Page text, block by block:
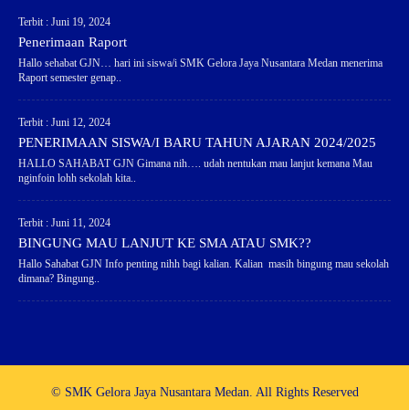
Terbit : Juni 19, 2024
Penerimaan Raport
Hallo sehabat GJN… hari ini siswa/i SMK Gelora Jaya Nusantara Medan menerima
Raport semester genap..
Terbit : Juni 12, 2024
PENERIMAAN SISWA/I BARU TAHUN AJARAN 2024/2025
HALLO SAHABAT GJN Gimana nih…. udah nentukan mau lanjut kemana Mau
nginfoin lohh sekolah kita..
Terbit : Juni 11, 2024
BINGUNG MAU LANJUT KE SMA ATAU SMK??
Hallo Sahabat GJN Info penting nihh bagi kalian. Kalian masih bingung mau sekolah
dimana? Bingung..
© SMK Gelora Jaya Nusantara Medan. All Rights Reserved